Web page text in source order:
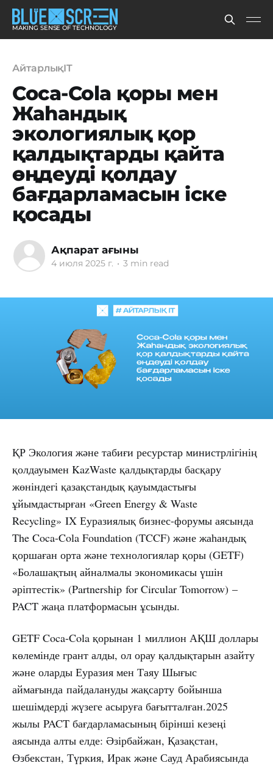
MAKING SENSE OF TECHNOLOGY
АйтарлықIT
Coca-Cola қоры мен
Жаһандық
экологиялық қор
қалдықтарды қайта
өңдеуді қолдау
бағдарламасын іске
қосады
Ақпарат ағыны
4 июля 2025 г. • 3 min read
ҚР Экология және табиғи ресурстар министрлігінің
қолдауымен KazWaste қалдықтарды басқару
жөніндегі қазақстандық қауымдастығы
ұйымдастырған «Green Energy & Waste
Recycling» IX Еуразиялық бизнес-форумы аясында
The Coca-Cola Foundation (TCCF) және жаһандық
қоршаған орта және технологиялар қоры (GETF)
«Болашақтың айналмалы экономикасы үшін
әріптестік» (Partnership for Circular Tomorrow) –
PACT жаңа платформасын ұсынды.
GETF Coca-Cola қорынан 1 миллион АҚШ доллары
көлемінде грант алды, ол орау қалдықтарын азайту
және оларды Еуразия мен Таяу Шығыс
аймағында пайдалануды жақсарту бойынша
шешімдерді жүзеге асыруға бағытталған.2025
жылы PACT бағдарламасының бірінші кезеңі
аясында алты елде: Әзірбайжан, Қазақстан,
Өзбекстан, Түркия, Ирак және Сауд Арабиясында